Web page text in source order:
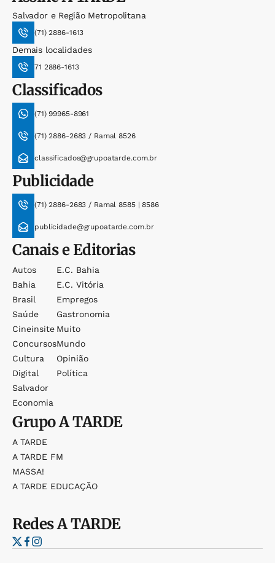
Salvador e Região Metropolitana
(71) 2886-1613
Demais localidades
71 2886-1613
Classificados
(71) 99965-8961
(71) 2886-2683 / Ramal 8526
classificados@grupoatarde.com.br
Publicidade
(71) 2886-2683 / Ramal 8585 | 8586
publicidade@grupoatarde.com.br
Canais e Editorias
Autos
Bahia
Brasil
Saúde
Cineinsite
Concursos
Cultura
Digital
Salvador
Economia
E.c. Bahia
E.c. Vitória
Empregos
Gastronomia
Muito
Mundo
Opinião
Política
GrupoA TARDE
A TARDE
A TARDE FM
MASSA!
A TARDE EDUCAÇÃO
RedesA TARDE